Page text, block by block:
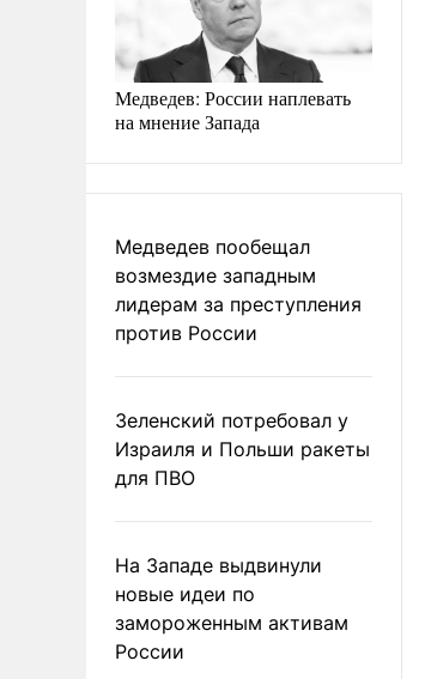
Медведев: России наплевать
на мнение Запада
Медведев пообещал
возмездие западным
лидерам за преступления
против России
Зеленский потребовал у
Израиля и Польши ракеты
для ПВО
На Западе выдвинули
новые идеи по
замороженным активам
России